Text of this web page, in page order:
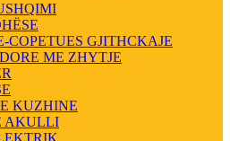
COPETUES GJITHCKAJE
ME ZHYTJE
KUZHINE
AKULLI